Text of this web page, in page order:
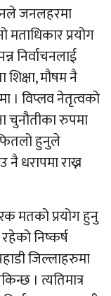
जनलहरमा
मताधिकार प्रयोग
निर्वाचनलाई
शिक्षा, मौषम नै
। विप्लव नेतृत्वको
चुनौतीका रुपमा
हुनुले
धरापमा राख्न
मतको प्रयोग हुनु
निष्कर्ष
जिल्लाहरुमा
। त्यतिमात्र